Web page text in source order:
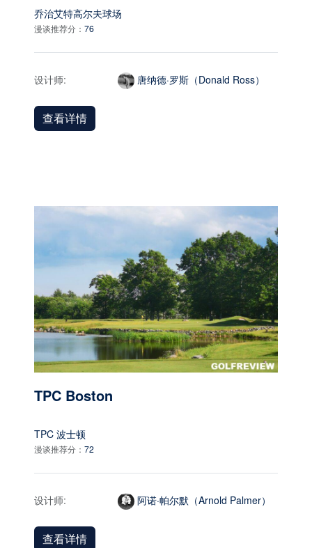
乔治艾特高尔夫球场
漫谈推荐分： 76
设计师: 唐纳德·罗斯（Donald Ross）
查看详情
TPC Boston
TPC 波士顿
漫谈推荐分： 72
设计师: 阿诺·帕尔默（Arnold Palmer）
查看详情